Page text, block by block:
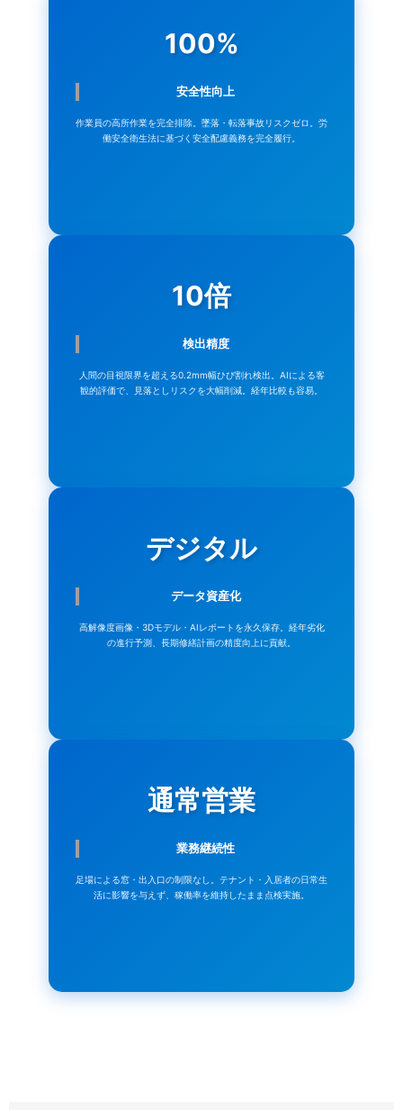
100%
安全性向上
作業員の高所作業を完全排除。墜落・転落事故リスクゼロ。労
働安全衛生法に基づく安全配慮義務を完全履行。
10倍
検出精度
人間の目視限界を超える0.2mm幅ひび割れ検出。AIによる客
観的評価で、見落としリスクを大幅削減。経年比較も容易。
デジタル
データ資産化
高解像度画像・3Dモデル・AIレポートを永久保存。経年劣化
の進行予測、長期修繕計画の精度向上に貢献。
通常営業
業務継続性
足場による窓・出入口の制限なし。テナント・入居者の日常生
活に影響を与えず、稼働率を維持したまま点検実施。